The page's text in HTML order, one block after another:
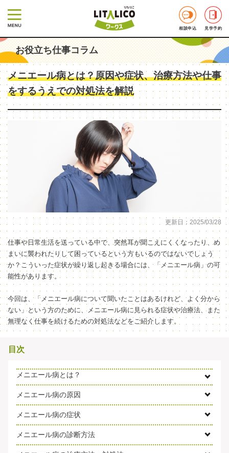
相談申込 見学予約
お役立ち仕事コラム
メニエール病とは？原因や症状、治療方法や仕事
をするうえでの対処法を解説
更新日：2025/03/28
仕事や日常生活を送っている中で、突然耳が聞こえにくくなったり、め
まいに襲われたりして困っているという方もいるのではないでしょう
か？こういった症状が繰り返し起きる場合には、「メニエール病」の可
能性があります。
今回は、「メニエール病について聞いたことはあるけれど、よく分から
ない」という方のために、メニエール病に見られる症状や治療法、また
無理なく仕事を続けるための対処法などをご紹介します。
目次
メニエール病とは？
メニエール病の原因
メニエール病の症状
メニエール病の診断方法